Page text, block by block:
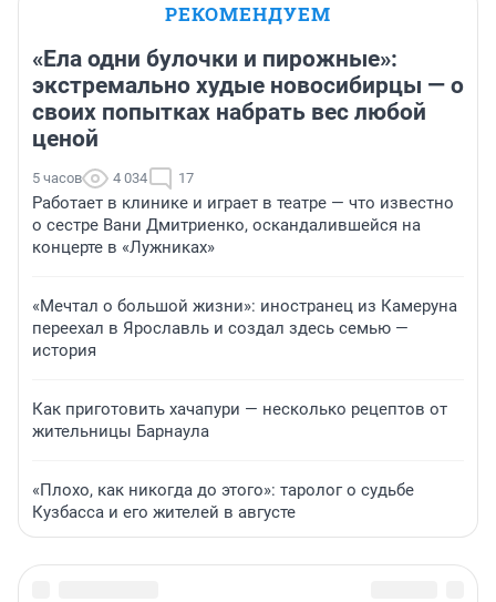
РЕКОМЕНДУЕМ
«Ела одни булочки и пирожные»:
экстремально худые новосибирцы — о
своих попытках набрать вес любой
ценой
5 часов 4 034 17
Работает в клинике и играет в театре — что известно
о сестре Вани Дмитриенко, оскандалившейся на
концерте в «Лужниках»
«Мечтал о большой жизни»: иностранец из Камеруна
переехал в Ярославль и создал здесь семью —
история
Как приготовить хачапури — несколько рецептов от
жительницы Барнаула
«Плохо, как никогда до этого»: таролог о судьбе
Кузбасса и его жителей в августе